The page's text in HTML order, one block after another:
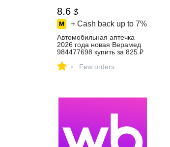
8.6 $
+ Cash back up to 7%
Автомобильная аптечка
2026 года новая Верамед
984477698 купить за 825 ₽
Wildberries
- Few orders